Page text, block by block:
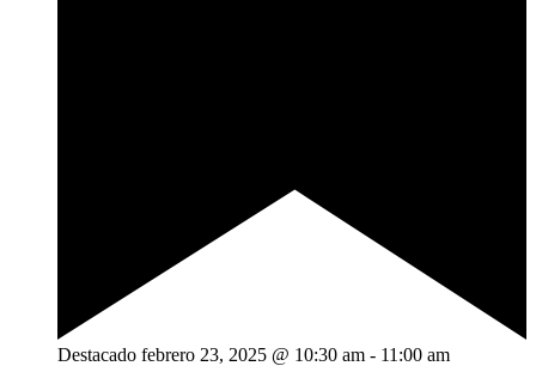
Destacado febrero 23, 2025 @ 10:30 am - 11:00 am